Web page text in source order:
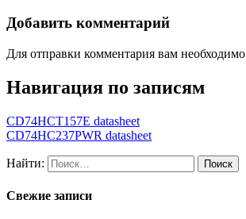
Добавить комментарий
Для отправки комментария вам необходимо
Навигация по записям
CD74HCT157E datasheet
CD74HC237PWR datasheet
Найти:
Свежие записи